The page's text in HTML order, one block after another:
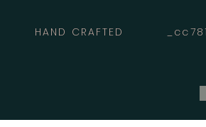
HAND CRAFTED